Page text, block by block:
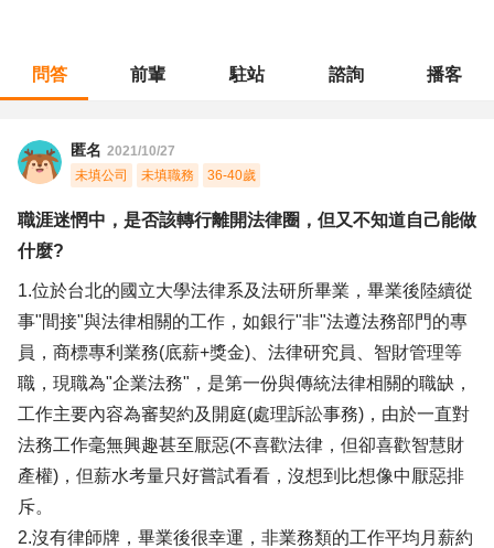
問答 前輩 駐站 諮詢 播客
匿名 2021/10/27
未填公司
未填職務 36-40歲
職涯迷惘中，是否該轉行離開法律圈，但又不知道自己能做
什麼?
1.位於台北的國立大學法律系及法研所畢業，畢業後陸續從
事"間接"與法律相關的工作，如銀行"非"法遵法務部門的專
員，商標專利業務(底薪+獎金)、法律研究員、智財管理等
職，現職為"企業法務"，是第一份與傳統法律相關的職缺，
工作主要內容為審契約及開庭(處理訴訟事務)，由於一直對
法務工作毫無興趣甚至厭惡(不喜歡法律，但卻喜歡智慧財
產權)，但薪水考量只好嘗試看看，沒想到比想像中厭惡排
斥。
2.沒有律師牌，畢業後很幸運，非業務類的工作平均月薪約